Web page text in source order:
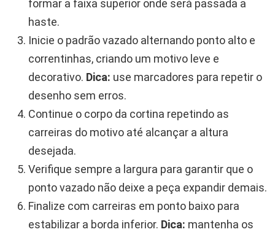
formar a faixa superior onde será passada a
haste.
Inicie o padrão vazado alternando ponto alto e
correntinhas, criando um motivo leve e
decorativo. Dica: use marcadores para repetir o
desenho sem erros.
Continue o corpo da cortina repetindo as
carreiras do motivo até alcançar a altura
desejada.
Verifique sempre a largura para garantir que o
ponto vazado não deixe a peça expandir demais.
Finalize com carreiras em ponto baixo para
estabilizar a borda inferior. Dica: mantenha os